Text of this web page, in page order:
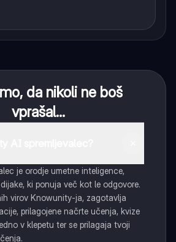
da nikoli ne boš
vprašal...
je orodje umetne inteligence,
ki ponuja več kot le odgovore.
virov Knowunity-ja, zagotavlja
prilagojene načrte učenja, kvize
v klepetu ter se prilagaja tvoji